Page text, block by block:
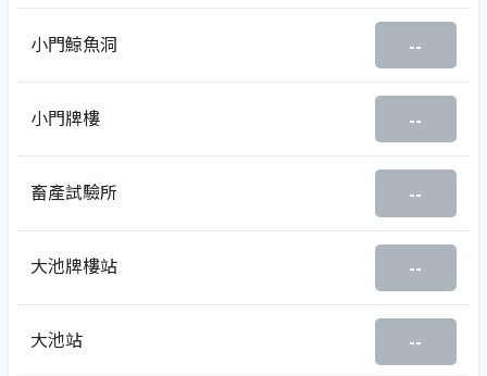
小門鯨魚洞 --
小門牌樓 --
畜產試驗所 --
大池牌樓站 --
大池站 --